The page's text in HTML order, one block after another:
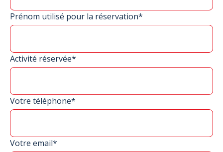
Prénom utilisé pour la réservation*
Activité réservée*
Votre téléphone*
Votre email*